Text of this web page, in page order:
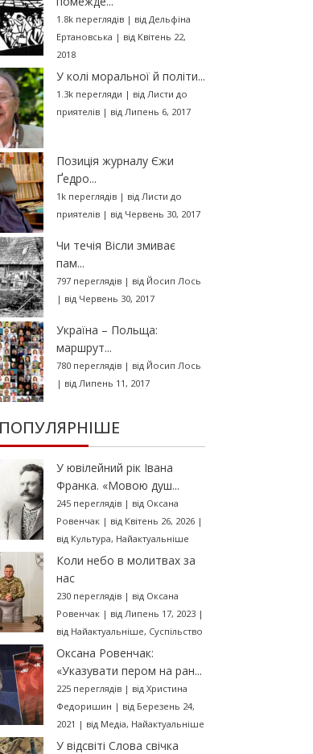
1.8k переглядів| від Дельфіна
Ертановська | від Квітень 22,
2018
У колі моральної й політи...
1.3k перегляди | від Листи до
приятелів| від Липень 6, 2017
Позиція журналу Єжи
Ґедро...
1k переглядів| від Листи до
приятелів| від Червень 30, 2017
Чи течія Вісли змиває
пам...
797 переглядів| від Йосип Лось
| від Червень 30, 2017
Україна – Польща:
маршрут...
780 переглядів| від Йосип Лось
| від Липень 11, 2017
У ювілейний рік Івана
Франка. «Мовою душ...
245 переглядів| від Оксана
Ровенчак| від Квітень 26, 2026|
від Культура, Найактуальніше
Коли небо в молитвах за
нас
230 переглядів| від Оксана
Ровенчак| від Липень 17, 2023|
від Найактуальніше, Суспільство
Оксана Ровенчак:
«Указувати пером на ран...
225 переглядів| від Христина
Федоришин | від Березень 24,
2021 | від Медіа, Найактуальніше
У відсвіті Слова свічка